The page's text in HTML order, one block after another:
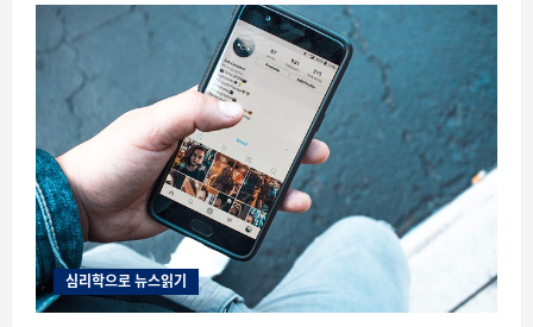
임
죄
란,
무
엇
이
문
제
일
까?
심리학으로 뉴스읽기